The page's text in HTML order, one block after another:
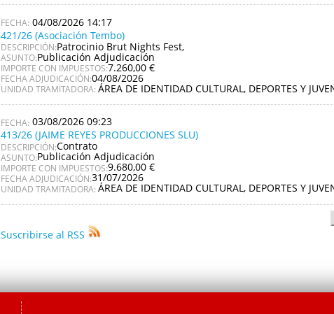
04/08/2026 14:17
421/26 (Asociación Tembo)
DESCRIPCIÓN:Patrocinio Brut Nights Fest,
ASUNTO:Publicación Adjudicación
IMPORTE CON IMPUESTOS:7.260,00 €
FECHA ADJUDICACIÓN:04/08/2026
UNIDAD TRAMITADORA: ÁREA DE IDENTIDAD CULTURAL, DEPORTES Y
03/08/2026 09:23
413/26 (JAIME REYES PRODUCCIONES SLU)
DESCRIPCIÓN:Contrato
ASUNTO:Publicación Adjudicación
IMPORTE CON IMPUESTOS:9.680,00 €
FECHA ADJUDICACIÓN:31/07/2026
UNIDAD TRAMITADORA: ÁREA DE IDENTIDAD CULTURAL, DEPORTES Y
Suscribirse al RSS